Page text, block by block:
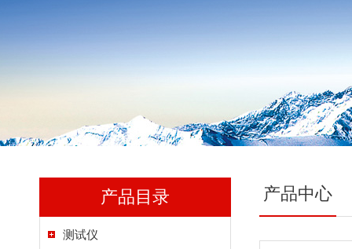
产品目录
测试仪
产品中心